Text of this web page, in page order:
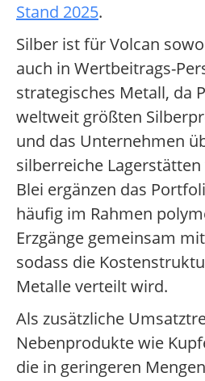
Stand 2025.
Silber ist für Volcan
auch in Wertbeitrags-
strategisches Metall, da
weltweit größten
und das Unternehmen
silberreiche
Blei ergänzen das
häufig im Rahmen
Erzgänge gemeinsam
sodass die
Metalle verteilt wird.
Als zusätzliche
Nebenprodukte wie
die in geringeren